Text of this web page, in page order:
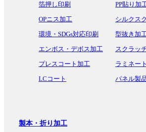
箔押し印刷
PP貼り加
OPニス加工
シルクス
環境・SDGs対応印刷
型抜き加
エンボス・デボス加工
スクラッ
プレスコート加工
ラミネー
LCコート
パネル製
製本・折り加工